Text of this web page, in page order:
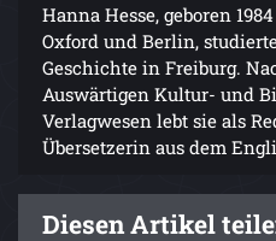
Hanna Hesse, geboren
Oxford und Berlin,
Geschichte in Freiburg.
Auswärtigen Kultur- und
Verlagwesen lebt sie als
Übersetzerin aus dem
Diesen Artikel